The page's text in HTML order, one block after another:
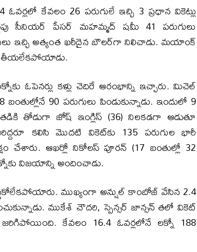
కేవలం 26 పరుగులే ఇచ్చి 3 ప్రధాన వికెట్లు
సీనియర్ పేసర్ మహమ్మద్ షమీ 41 పరుగులు
ఇచ్చి అత్యంత ఖరీదైన బౌలర్‌గా నిలిచాడు. మయాంక్
తీయలేకపోయాడు.
ఓపెనర్లు కళ్లు చెదిరే ఆరంభాన్ని ఇచ్చారు. మిచెల్
90 పరుగులు పిండుకున్నాడు. ఇందులో 9
తోడుగా జోష్ ఇంగ్లిస్ (36) నిలకడగా ఆడుతూ
కలిసి మొదటి వికెట్‌కు 135 పరుగుల భారీ
చేశారు. ఆఖర్లో నికోలస్ పూరన్ (17 బంతుల్లో 32
విజయాన్ని అందించాడు.
ముఖ్యంగా అన్షుల్ కాంబోజ్ వేసిన 2.4
ముకేశ్ చౌదరి, స్పెన్సర్ జాన్సన్ తలో వికెట్
జరిగిపోయింది. కేవలం 16.4 ఓవర్లలోనే లక్నో 188